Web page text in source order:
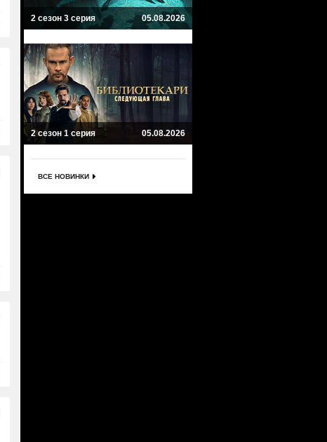
2 сезон 3 серия 05.08.2026
2 сезон 1 серия 05.08.2026
ВСЕ НОВИНКИ